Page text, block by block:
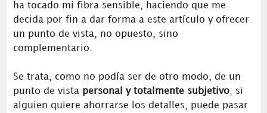
ha tocado mi fibra sensible, haciendo que me
decida por fin a dar forma a este artículo y ofrecer
un punto de vista, no opuesto, sino
complementario.
Se trata, como no podía ser de otro modo, de un
punto de vista personal y totalmente subjetivo; si
alguien quiere ahorrarse los detalles, puede pasar